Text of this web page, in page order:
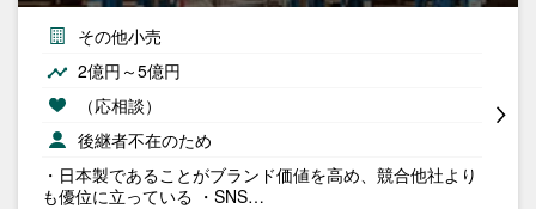
その他小売
2億円～5億円
（応相談）
後継者不在のため
・日本製であることがブランド価値を高め、競合他社より
も優位に立っている ・SNS…